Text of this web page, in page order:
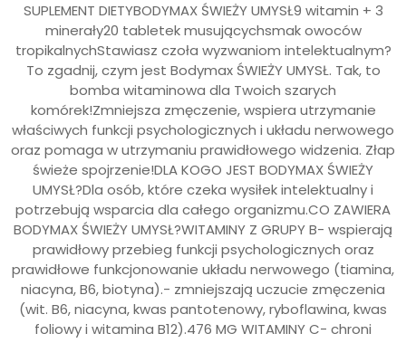
SUPLEMENT DIETYBODYMAX ŚWIEŻY UMYSŁ9 witamin + 3
minerały20 tabletek musującychsmak owoców
tropikalnychStawiasz czoła wyzwaniom intelektualnym?
To zgadnij, czym jest Bodymax ŚWIEŻY UMYSŁ. Tak, to
bomba witaminowa dla Twoich szarych
komórek!Zmniejsza zmęczenie, wspiera utrzymanie
właściwych funkcji psychologicznych i układu nerwowego
oraz pomaga w utrzymaniu prawidłowego widzenia. Złap
świeże spojrzenie!DLA KOGO JEST BODYMAX ŚWIEŻY
UMYSŁ?Dla osób, które czeka wysiłek intelektualny i
potrzebują wsparcia dla całego organizmu.CO ZAWIERA
BODYMAX ŚWIEŻY UMYSŁ?WITAMINY Z GRUPY B- wspierają
prawidłowy przebieg funkcji psychologicznych oraz
prawidłowe funkcjonowanie układu nerwowego (tiamina,
niacyna, B6, biotyna).- zmniejszają uczucie zmęczenia
(wit. B6, niacyna, kwas pantotenowy, ryboflawina, kwas
foliowy i witamina B12).476 MG WITAMINY C- chroni